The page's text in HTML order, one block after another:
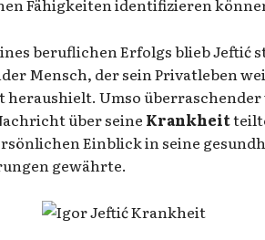
Fähigkeiten identifizieren
beruflichen Erfolgs blieb Jeftić
Mensch, der sein Privatleben
Umso überraschender
über seine Krankheit
Einblick in seine
gewährte.